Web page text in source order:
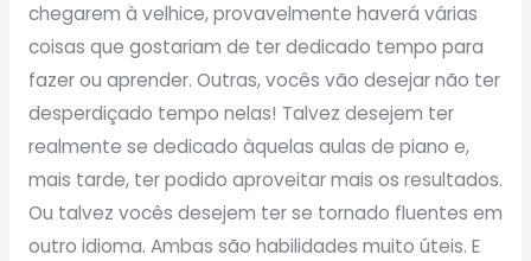
chegarem à velhice, provavelmente haverá várias
coisas que gostariam de ter dedicado tempo para
fazer ou aprender. Outras, vocês vão desejar não ter
desperdiçado tempo nelas! Talvez desejem ter
realmente se dedicado àquelas aulas de piano e,
mais tarde, ter podido aproveitar mais os resultados.
Ou talvez vocês desejem ter se tornado fluentes em
outro idioma. Ambas são habilidades muito úteis. E